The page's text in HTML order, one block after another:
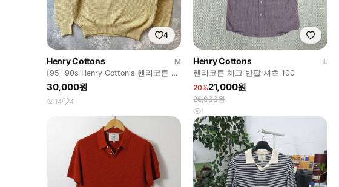
4
Henry Cottons
M
[95] 90s Henry Cotton's 헨리코튼 빈
티지 코튼 니트
30,000원
14 4
Henry Cottons
L
헨리코튼 체크 반팔 셔츠 100
20%21,000원
26,000원
1